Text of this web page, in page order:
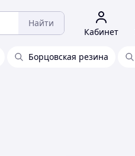
Найти
Кабинет
Борцовская резина